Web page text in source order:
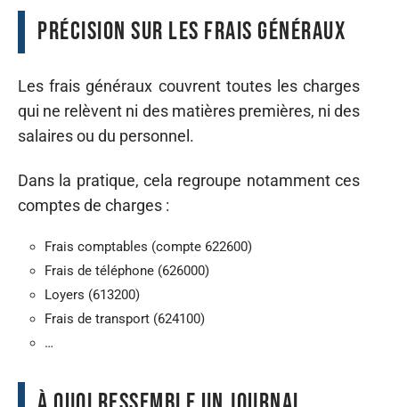
Précision sur les frais généraux
Les frais généraux couvrent toutes les charges
qui ne relèvent ni des matières premières, ni des
salaires ou du personnel.
Dans la pratique, cela regroupe notamment ces
comptes de charges :
Frais comptables (compte 622600)
Frais de téléphone (626000)
Loyers (613200)
Frais de transport (624100)
…